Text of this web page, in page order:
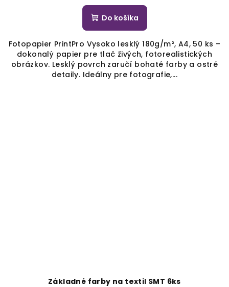
Do košíka
Fotopapier PrintPro Vysoko lesklý 180g/m², A4, 50 ks –
dokonalý papier pre tlač živých, fotorealistických
obrázkov. Lesklý povrch zaručí bohaté farby a ostré
detaily. Ideálny pre fotografie,...
Základné farby na textil SMT 6ks